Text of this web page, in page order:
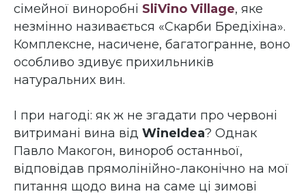
сімейної виноробні SliVino Village, яке
незмінно називається «Скарби Бредіхіна».
Комплексне, насичене, багатогранне, воно
особливо здивує прихильників
натуральних вин.
І при нагоді: як ж не згадати про червоні
витримані вина від WineIdea? Однак
Павло Макогон, винороб останньої,
відповідав прямолінійно-лаконічно на мої
питання щодо вина на саме ці зимові